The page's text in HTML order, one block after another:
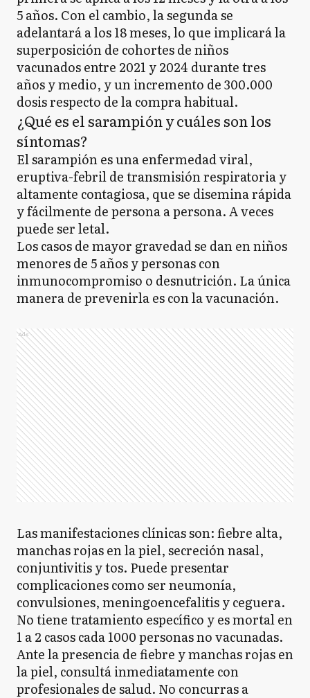
5 años. Con el cambio, la segunda se
adelantará a los 18 meses, lo que implicará la
superposición de cohortes de niños
vacunados entre 2021 y 2024 durante tres
años y medio, y un incremento de 300.000
dosis respecto de la compra habitual.
¿Qué es el sarampión y cuáles son los
síntomas?
El sarampión es una enfermedad viral,
eruptiva-febril de transmisión respiratoria y
altamente contagiosa, que se disemina rápida
y fácilmente de persona a persona. A veces
puede ser letal.
Los casos de mayor gravedad se dan en niños
menores de 5 años y personas con
inmunocompromiso o desnutrición. La única
manera de prevenirla es con la vacunación.
Ads
Las manifestaciones clínicas son: fiebre alta,
manchas rojas en la piel, secreción nasal,
conjuntivitis y tos. Puede presentar
complicaciones como ser neumonía,
convulsiones, meningoencefalitis y ceguera.
No tiene tratamiento específico y es mortal en
1 a 2 casos cada 1000 personas no vacunadas.
Ante la presencia de fiebre y manchas rojas en
la piel, consultá inmediatamente con
profesionales de salud. No concurras a